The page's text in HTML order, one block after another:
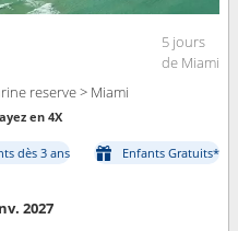
5 jours
de Miami
reserve > Miami
en 4X
dès 3 ans
Enfants Gratuits*
2027